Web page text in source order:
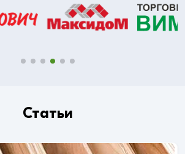
Статьи